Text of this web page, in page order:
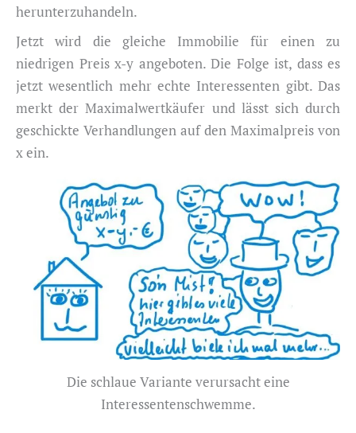
herunterzuhandeln.
Jetzt wird die gleiche Immobilie für einen zu
niedrigen Preis x-y angeboten. Die Folge ist, dass es
jetzt wesentlich mehr echte Interessenten gibt. Das
merkt der Maximalwertkäufer und lässt sich durch
geschickte Verhandlungen auf den Maximalpreis von
x ein.
Die schlaue Variante verursacht eine
Interessentenschwemme.